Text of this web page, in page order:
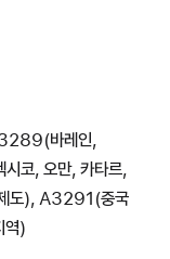
바레인,
시코, 오만, 카타르,
제도), A3291(중국
역)